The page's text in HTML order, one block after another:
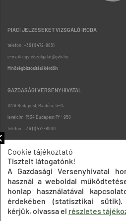
PIACI JELZÉSEKET VIZSGÁLÓ IRODA
telefon: +36 (1) 472-8851
e-mail: ugyfelszolgalat@gvh.hu
Minőségbiztosítási kérdőív
GAZDASÁGI VERSENYHIVATAL
1026 Budapest, Riadó u. 5-11.
levélcím: 1534 Budapest Pf.: 958
telefon: +36 (1) 472-8900
Cookie tájékoztató
Tisztelt látogatónk!
A Gazdasági Versenyhivatal
használ a weboldal
honlap használatával
érdekében (statisztikai
kérjük, olvassa el részletes